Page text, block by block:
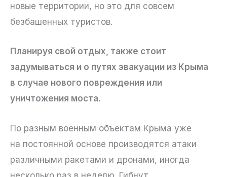
новые территории, но это для совсем
безбашенных туристов.
Планируя свой отдых, также стоит
задумываться и о путях эвакуации из Крыма
в случае нового повреждения или
уничтожения моста.
По разным военным объектам Крыма уже
на постоянной основе производятся атаки
различными ракетами и дронами, иногда